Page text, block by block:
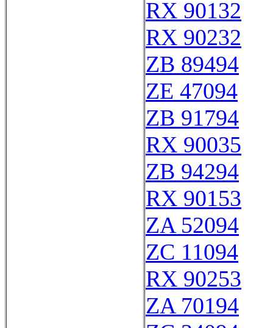
RX 90132
RX 90232
ZB 89494
ZE 47094
ZB 91794
RX 90035
ZB 94294
RX 90153
ZA 52094
ZC 11094
RX 90253
ZA 70194